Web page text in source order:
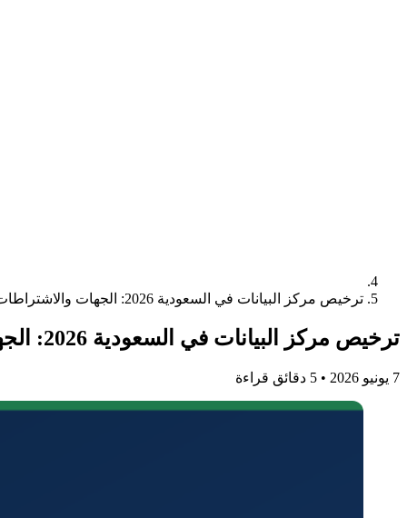
ترخيص مركز البيانات في السعودية 2026: الجهات والاشتراطات والخطوات
ترخيص مركز البيانات في السعودية 2026: الجهات والاشتراطات والخطوات
7 يونيو 2026 • 5 دقائق قراءة